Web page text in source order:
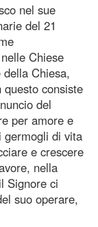
nel sue
del 21
Chiese
Chiesa,
consiste
del
per amore e
germogli di vita
e crescere
nella
Signore ci
suo operare,